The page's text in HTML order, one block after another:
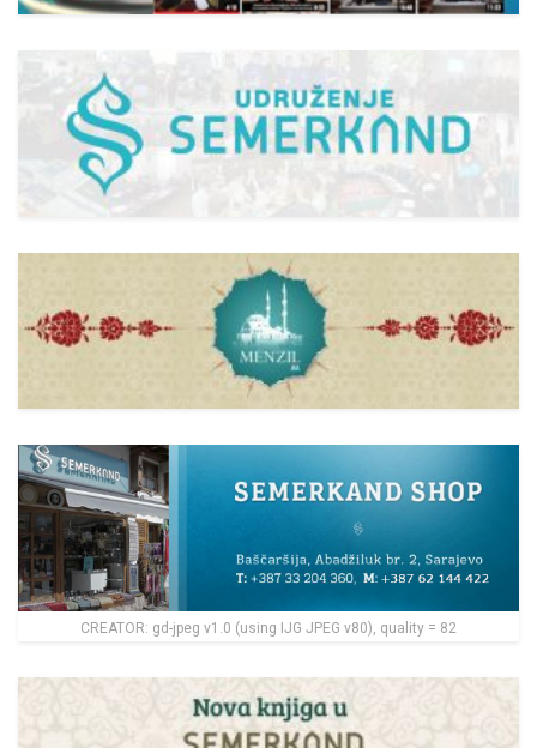
CREATOR: gd-jpeg v1.0 (using IJG JPEG v80), quality = 82